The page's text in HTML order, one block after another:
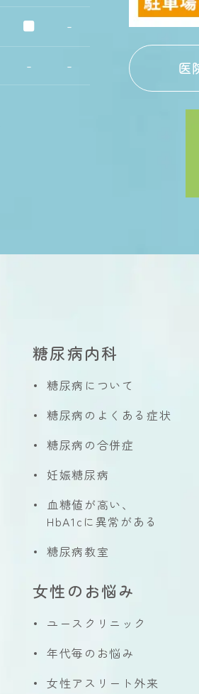
■ -
- - 医
糖尿病内科
糖尿病について
糖尿病のよくある症状
糖尿病の合併症
妊娠糖尿病
血糖値が高い、
HbA1cに異常がある
糖尿病教室
女性のお悩み
ユースクリニック
年代毎のお悩み
女性アスリート外来